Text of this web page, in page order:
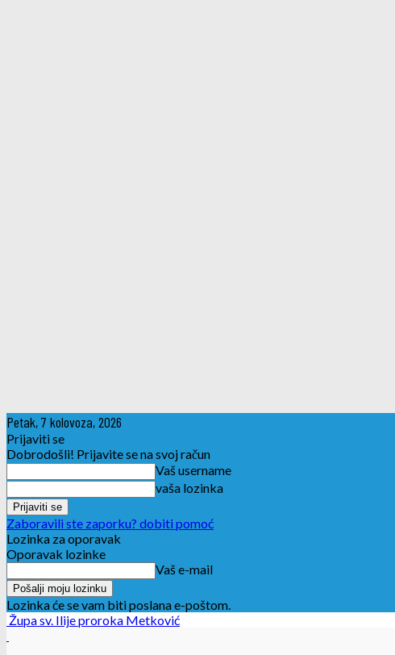
Petak, 7 kolovoza, 2026
Prijaviti se
Dobrodošli! Prijavite se na svoj račun
Vaš username
vaša lozinka
Zaboravili ste zaporku? dobiti pomoć
Lozinka za oporavak
Oporavak lozinke
Vaš e-mail
Lozinka će se vam biti poslana e-poštom.
Župa sv. Ilije proroka Metković